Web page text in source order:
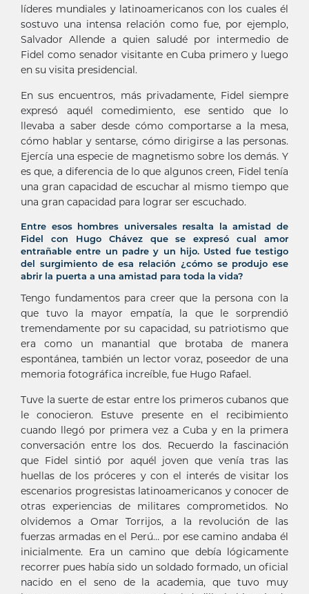
líderes mundiales y latinoamericanos con los cuales él
sostuvo una intensa relación como fue, por ejemplo,
Salvador Allende a quien saludé por intermedio de
Fidel como senador visitante en Cuba primero y luego
en su visita presidencial.
En sus encuentros, más privadamente, Fidel siempre
expresó aquél comedimiento, ese sentido que lo
llevaba a saber desde cómo comportarse a la mesa,
cómo hablar y sentarse, cómo dirigirse a las personas.
Ejercía una especie de magnetismo sobre los demás. Y
es que, a diferencia de lo que algunos creen, Fidel tenía
una gran capacidad de escuchar al mismo tiempo que
una gran capacidad para lograr ser escuchado.
Entre esos hombres universales resalta la amistad de
Fidel con Hugo Chávez que se expresó cual amor
entrañable entre un padre y un hijo. Usted fue testigo
del surgimiento de esa relación ¿cómo se produjo ese
abrir la puerta a una amistad para toda la vida?
Tengo fundamentos para creer que la persona con la
que tuvo la mayor empatía, la que le sorprendió
tremendamente por su capacidad, su patriotismo que
era como un manantial que brotaba de manera
espontánea, también un lector voraz, poseedor de una
memoria fotográfica increíble, fue Hugo Rafael.
Tuve la suerte de estar entre los primeros cubanos que
le conocieron. Estuve presente en el recibimiento
cuando llegó por primera vez a Cuba y en la primera
conversación entre los dos. Recuerdo la fascinación
que Fidel sintió por aquél joven que venía tras las
huellas de los próceres y con el interés de visitar los
escenarios progresistas latinoamericanos y conocer de
otras experiencias de militares comprometidos. No
olvidemos a Omar Torrijos, a la revolución de las
fuerzas armadas en el Perú… por ese camino andaba él
inicialmente. Era un camino que debía lógicamente
recorrer pues había sido un soldado formado, un oficial
nacido en el seno de la academia, que tuvo muy